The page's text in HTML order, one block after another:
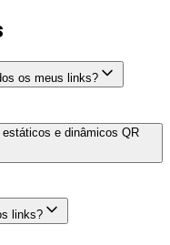
os meus links?
um link dinâmico QR
de destino QR
O processo é simples:
Code Generator),
(por exemplo,
e dinâmicos QR
são fixos; uma vez
(como um URL)
links?